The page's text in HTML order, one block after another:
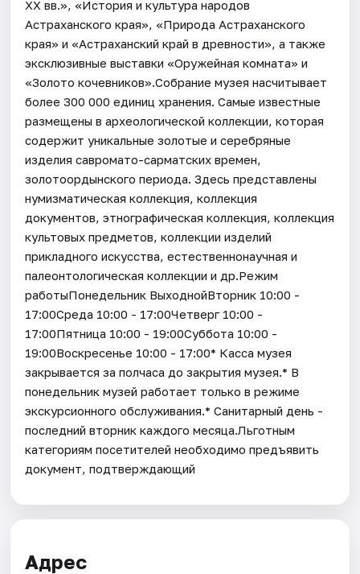
XX вв.», «История и культура народов
Астраханского края», «Природа Астраханского
края» и «Астраханский край в древности», а также
эксклюзивные выставки «Оружейная комната» и
«Золото кочевников».Собрание музея насчитывает
более 300 000 единиц хранения. Самые известные
размещены в археологической коллекции, которая
содержит уникальные золотые и серебряные
изделия савромато-сарматских времен,
золотоордынского периода. Здесь представлены
нумизматическая коллекция, коллекция
документов, этнографическая коллекция, коллекция
культовых предметов, коллекции изделий
прикладного искусства, естественнонаучная и
палеонтологическая коллекции и др.Режим
работыПонедельник ВыходнойВторник 10:00 -
17:00Среда 10:00 - 17:00Четверг 10:00 -
17:00Пятница 10:00 - 19:00Суббота 10:00 -
19:00Воскресенье 10:00 - 17:00* Касса музея
закрывается за полчаса до закрытия музея.* В
понедельник музей работает только в режиме
экскурсионного обслуживания.* Санитарный день -
последний вторник каждого месяца.Льготным
категориям посетителей необходимо предъявить
документ, подтверждающий
Адрес